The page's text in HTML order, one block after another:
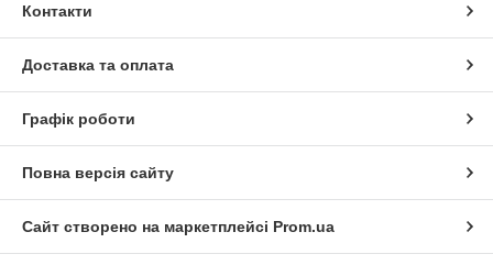
Контакти
Доставка та оплата
Графік роботи
Повна версія сайту
Сайт створено на маркетплейсі Prom.ua